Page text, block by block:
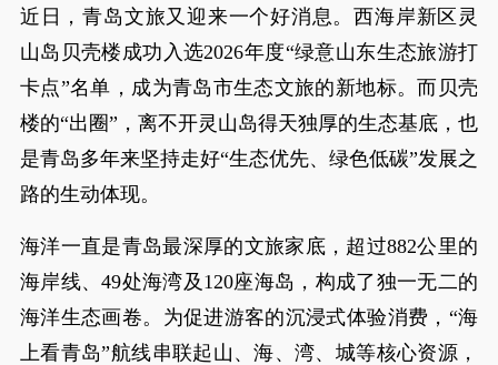
近日，青岛文旅又迎来一个好消息。西海岸新区灵
山岛贝壳楼成功入选2026年度“绿意山东生态旅游打
卡点”名单，成为青岛市生态文旅的新地标。而贝壳
楼的“出圈”，离不开灵山岛得天独厚的生态基底，也
是青岛多年来坚持走好“生态优先、绿色低碳”发展之
路的生动体现。
海洋一直是青岛最深厚的文旅家底，超过882公里的
海岸线、49处海湾及120座海岛，构成了独一无二的
海洋生态画卷。为促进游客的沉浸式体验消费，“海
上看青岛”航线串联起山、海、湾、城等核心资源，